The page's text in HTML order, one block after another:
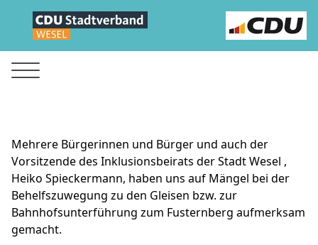
Mehrere Bürgerinnen und Bürger und auch der
Vorsitzende des Inklusionsbeirats der Stadt Wesel ,
Heiko Spieckermann, haben uns auf Mängel bei der
Behelfszuwegung zu den Gleisen bzw. zur
Bahnhofsunterführung zum Fusternberg aufmerksam
gemacht.